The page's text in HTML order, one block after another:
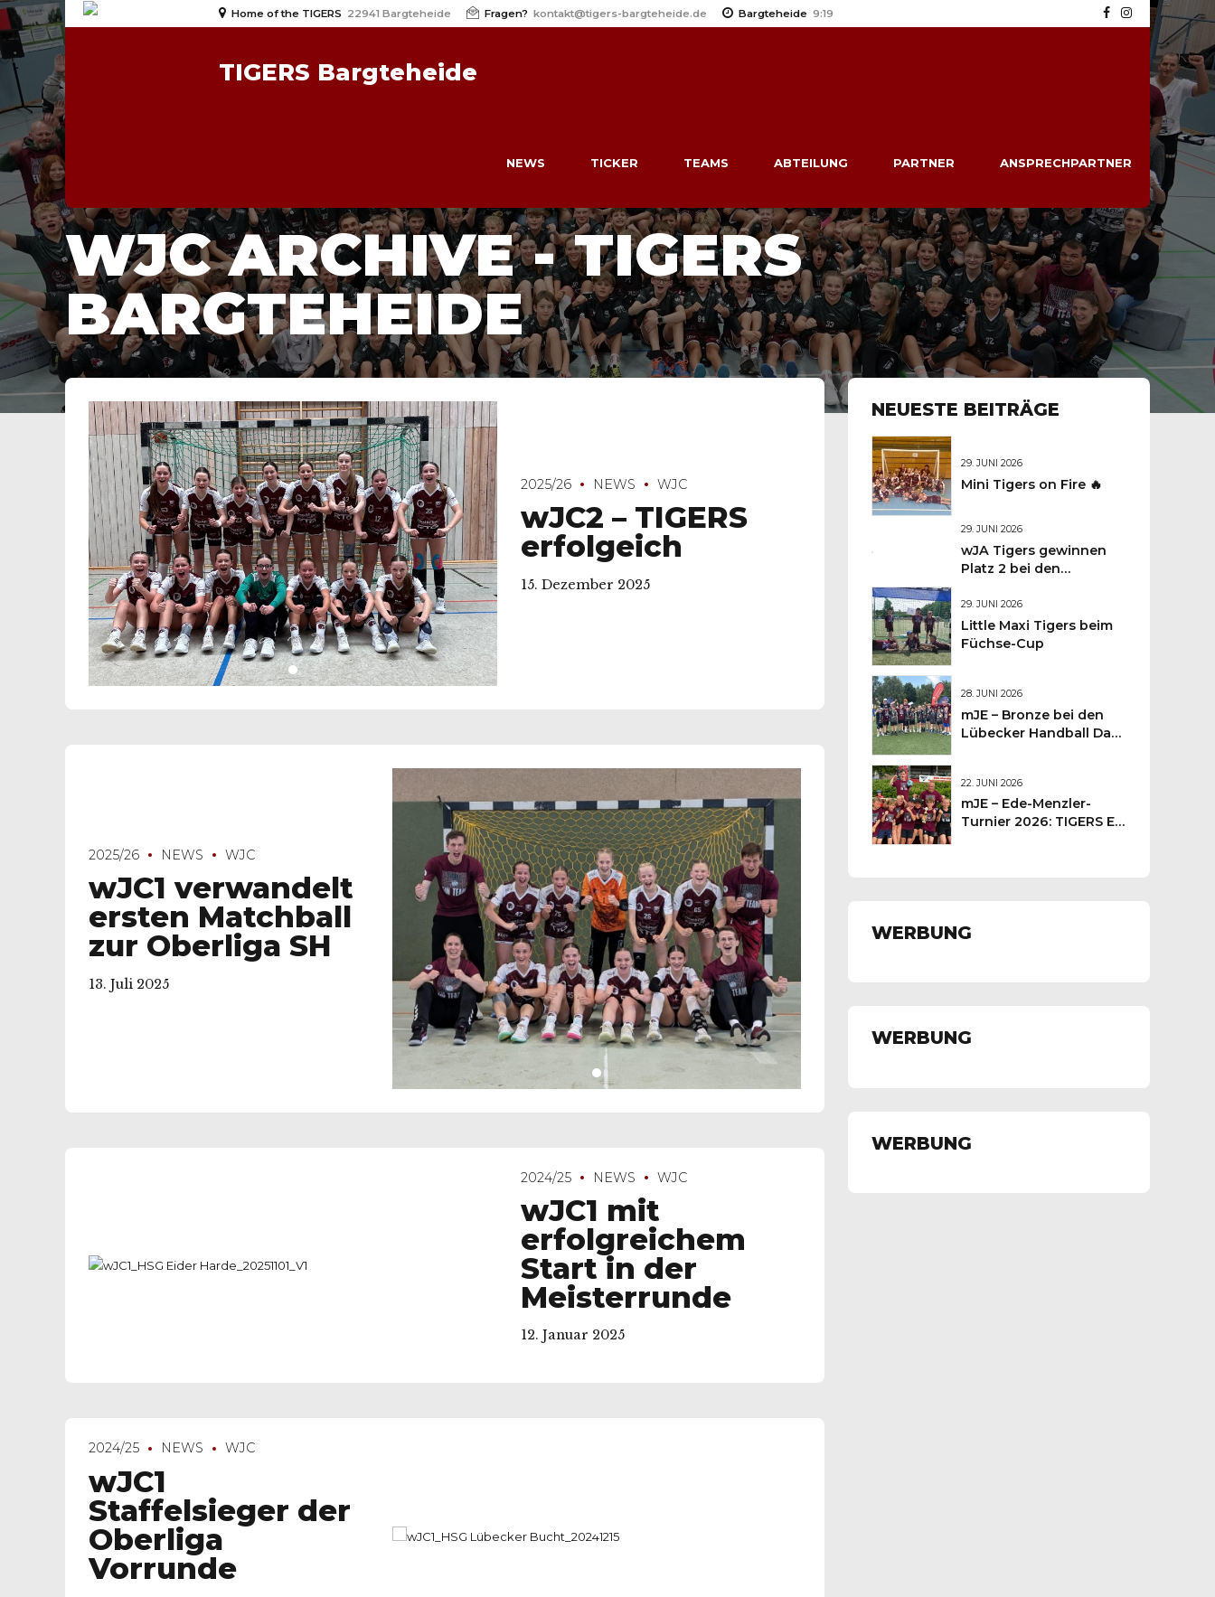
Home of the TIGERS 22941 Bargteheide Fragen? kontakt@tigers-bargteheide.de Bargteheide 9:19
TIGERS Bargteheide
NEWS TICKER TEAMS ABTEILUNG PARTNER ANSPRECHPARTNER
HOME
WJC ARCHIVE - TIGERS
BARGTEHEIDE
2025/26 NEWS WJC
wJC2 – TIGERS
erfolgeich
15. Dezember 2025
2025/26 NEWS WJC
wJC1 verwandelt
ersten Matchball
zur Oberliga SH
13. Juli 2025
2024/25 NEWS WJC
wJC1 mit
erfolgreichem
Start in der
Meisterrunde
12. Januar 2025
2024/25 NEWS WJC
wJC1
Staffelsieger der
Oberliga
Vorrunde
NEUESTE BEITRÄGE
29. JUNI 2026
Mini Tigers on Fire 🔥
29. JUNI 2026
wJA Tigers gewinnen
Platz 2 bei den
Handballtagen 2026
29. JUNI 2026
Little Maxi Tigers beim
Füchse-Cup
28. JUNI 2026
mJE – Bronze bei den
Lübecker Handball Days
kleinen TIGERS
22. JUNI 2026
mJE – Ede-Menzler-
Turnier 2026: TIGERS E-
WERBUNG
WERBUNG
WERBUNG